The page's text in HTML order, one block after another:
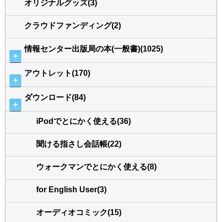
オリジナルグッズ(3)
クラウドファンディング(2)
＋
情報センター出版局の本(一般書)(1025)
＋
アウトレット(170)
＋
ダウンロード(84)
iPodでとにかく使える(36)
聞ける指さし会話帳(22)
ウォークマンでとにかく使える(8)
for English User(3)
オーディオコミック(15)